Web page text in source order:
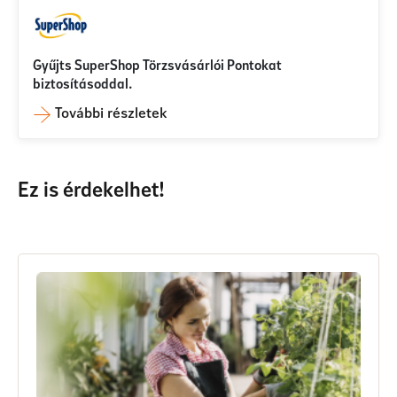
Gyűjts SuperShop Törzsvásárlói Pontokat
biztosításoddal.
További részletek
Ez is érdekelhet!